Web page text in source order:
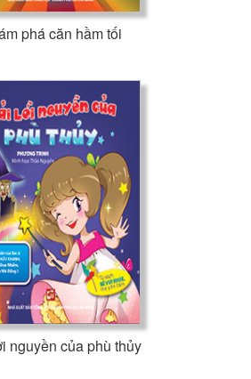
phá căn hầm tối
nguyền của phù thủy